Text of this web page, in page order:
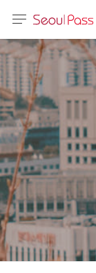
体)
文 (台灣)